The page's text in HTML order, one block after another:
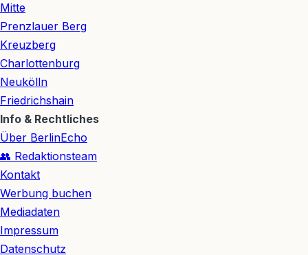
Mitte
Prenzlauer Berg
Kreuzberg
Charlottenburg
Neukölln
Friedrichshain
Info & Rechtliches
Über BerlinEcho
👥 Redaktionsteam
Kontakt
Werbung buchen
Mediadaten
Impressum
Datenschutz